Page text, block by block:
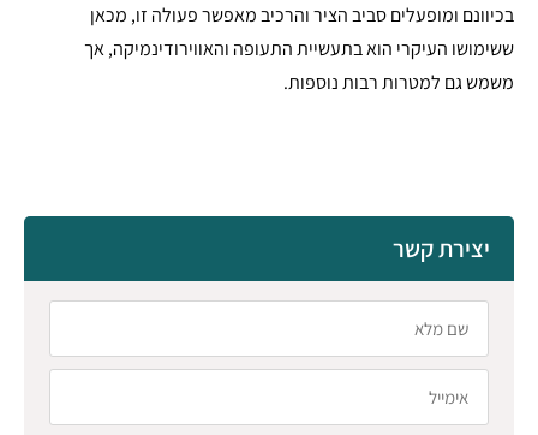
בכיוונם ומופעלים סביב הציר והרכיב מאפשר פעולה זו, מכאן
ששימושו העיקרי הוא בתעשיית התעופה והאווירודינמיקה, אך
משמש גם למטרות רבות נוספות.
יצירת קשר